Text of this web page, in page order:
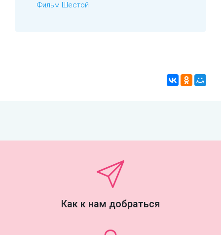
Фильм Шестой
Как к нам добраться